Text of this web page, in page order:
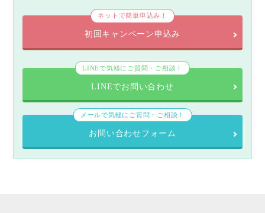
ネットで簡単申込み！
初回キャンペーン申込み
LINEで気軽にご質問・ご相談！
LINEでお問い合わせ
メールで気軽にご質問・ご相談！
お問い合わせフォーム